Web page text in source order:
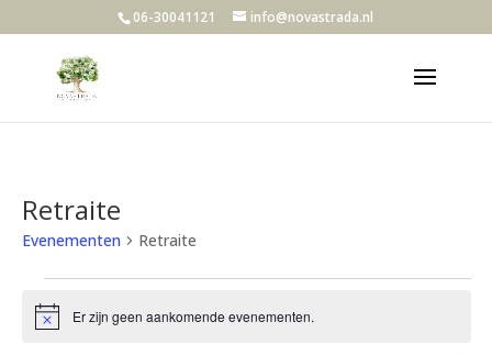
06-30041121 info@novastrada.nl
Retraite
Evenementen Retraite
Evenementen
inBerichtEr zijn geen aankomende evenementen.